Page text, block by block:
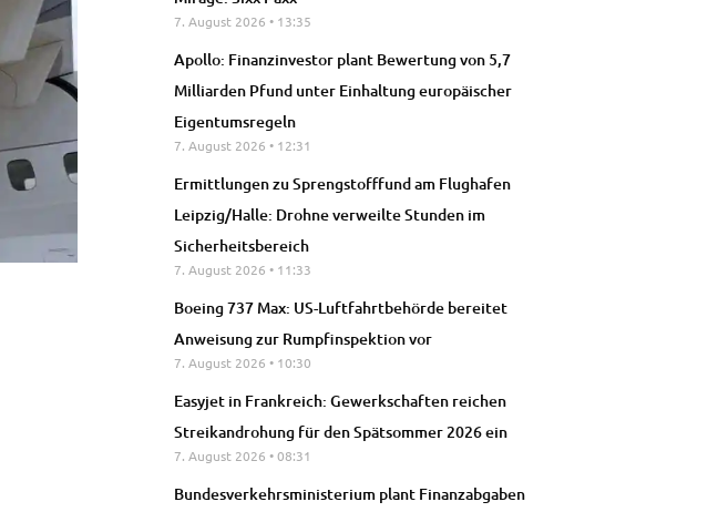
7. August 2026 13:35
Apollo: Finanzinvestor plant Bewertung von 5,7
Milliarden Pfund unter Einhaltung europäischer
Eigentumsregeln
7. August 2026 12:31
Ermittlungen zu Sprengstofffund am Flughafen
Leipzig/Halle: Drohne verweilte Stunden im
Sicherheitsbereich
7. August 2026 11:33
Boeing 737 Max: US-Luftfahrtbehörde bereitet
Anweisung zur Rumpfinspektion vor
7. August 2026 10:30
Easyjet in Frankreich: Gewerkschaften reichen
Streikandrohung für den Spätsommer 2026 ein
7. August 2026 08:31
Bundesverkehrsministerium plant Finanzabgaben